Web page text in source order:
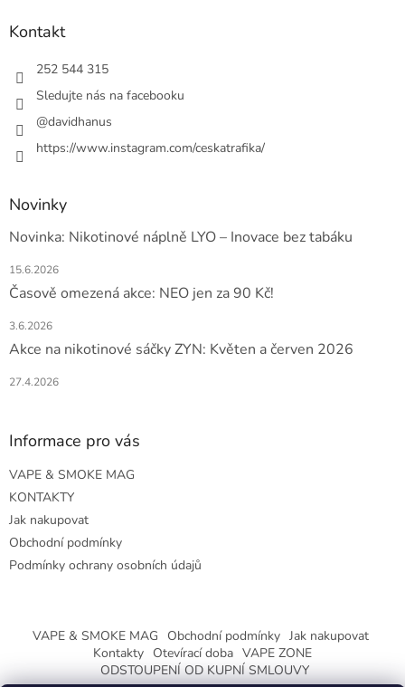
Kontakt
252 544 315
Sledujte nás na facebooku
@davidhanus
https://www.instagram.com/ceskatrafika/
Novinky
Novinka: Nikotinové náplně LYO – Inovace bez tabáku
15.6.2026
Časově omezená akce: NEO jen za 90 Kč!
3.6.2026
Akce na nikotinové sáčky ZYN: Květen a červen 2026
27.4.2026
Informace pro vás
VAPE & SMOKE MAG
KONTAKTY
Jak nakupovat
Obchodní podmínky
Podmínky ochrany osobních údajů
VAPE & SMOKE MAG Obchodní podmínky Jak nakupovat
Kontakty Otevírací doba VAPE ZONE
ODSTOUPENÍ OD KUPNÍ SMLOUVY